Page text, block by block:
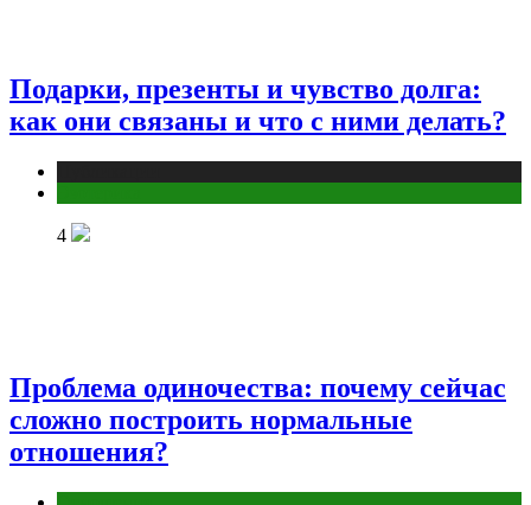
Подарки, презенты и чувство долга:
как они связаны и что с ними делать?
4
Проблема одиночества: почему сейчас
сложно построить нормальные
отношения?